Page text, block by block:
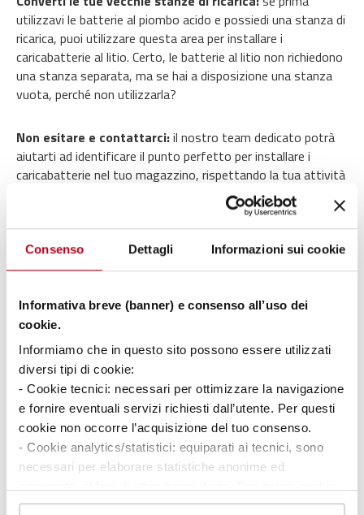
Consenso Dettagli Informazioni sui cookie
Informativa breve (banner) e consenso all’uso dei
cookie.
Informiamo che in questo sito possono essere utilizzati
diversi tipi di cookie:
- Cookie tecnici: necessari per ottimizzare la navigazione
e fornire eventuali servizi richiesti dall’utente. Per questi
cookie non occorre l’acquisizione del tuo consenso.
- Cookie analytics/statistici: equiparati ai tecnici, sono
necessari per elaborare statistiche anonime ed
non occorre l’acquisizione del tuo consenso.
utilizzavi le batterie al piombo acido e possiedi una stanza di
ricarica, puoi utilizzare questa area per installare i
caricabatterie al litio. Certo, le batterie al litio non richiedono
una stanza separata, ma se hai a disposizione una stanza
vuota, perché non utilizzarla?
Non esitare e contattarci:il nostro team dedicato potrà
aiutarti ad identificare il punto perfetto per installare i
caricabatterie nel tuo magazzino, rispettando la tua attività
assicurarti un flusso più snello e agile.
Prevedi picchi di potenza
stesso tempo con ricariche parziali intermedie, per esempio
durante la pausa pranzo, si verificano picchi di potenza e
i nostri caricabatterie smart esterni sono dotati di
Limitatore Dinamico di Potenza (DPL)
queste occasioni, a ridurre i costi. In molti paesi, infatti, il
costo dell’elettricità è basato sui picchi di utilizzo e, la chiave
perridurre i costiè assicurarsi che mentre si ricaricano
diversi carrelli nello stesso tempo,il carrello con la
batteria più bassa riceva più energia. Questo renderà
semplicissima la gestione dei picchi di elettricità e ridurrà i
costi.